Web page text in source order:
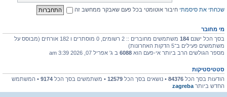
שכחתי את סיסמתי חיבור אוטומטי בכל פעם שאבקר ממחשב זה
מי מחובר
בסך הכל ישנם 184
משתמשים מחוברים :: 2 רשומים, 0 מוסתרים ו 182 אורחים (מבוסס על
משתמשים פעילים ב־5 הדקות האחרונות)
מספר הגולשים הרב ביותר אי-פעם הוא 6088 ב ג' אפריל 07, 2026 3:39 am
סטטיסטיקות
הודעות בסך הכל 84376 • נושאים בסך הכל 12579 • משתמשים בסך הכל 9174 • המשתמש
החדש ביותר zagreba